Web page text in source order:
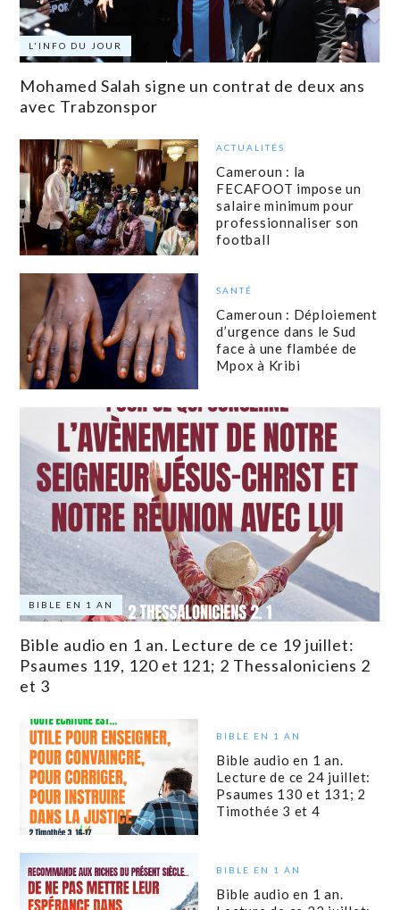
L'INFO DU JOUR
Mohamed Salah signe un contrat de deux ans
avec Trabzonspor
ACTUALITÉS
Cameroun : la
FECAFOOT impose un
salaire minimum pour
professionnaliser son
football
SANTÉ
Cameroun : Déploiement
d’urgence dans le Sud
face à une flambée de
Mpox à Kribi
BIBLE EN 1 AN
Bible audio en 1 an. Lecture de ce 19 juillet:
Psaumes 119, 120 et 121; 2 Thessaloniciens 2
et 3
BIBLE EN 1 AN
Bible audio en 1 an.
Lecture de ce 24 juillet:
Psaumes 130 et 131; 2
Timothée 3 et 4
BIBLE EN 1 AN
Bible audio en 1 an.